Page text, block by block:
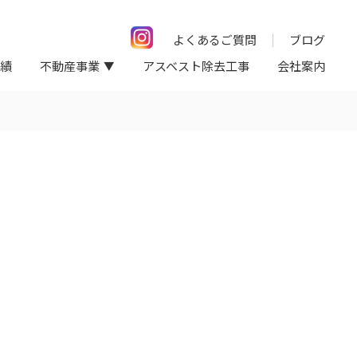
よくあるご質問
ブログ
不動産事業 アスベスト除去工事 会社案内